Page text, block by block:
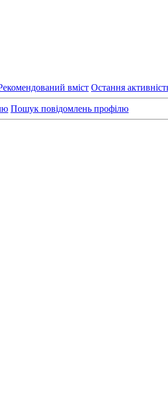
вміст Остання
Пошук повідомлень профілю